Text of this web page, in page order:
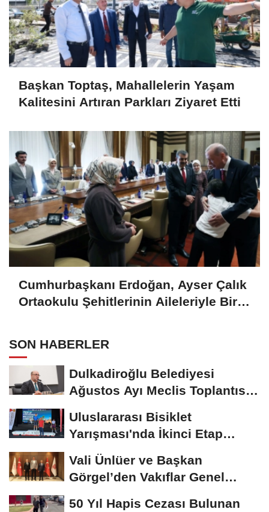
Başkan Toptaş, Mahallelerin Yaşam
Kalitesini Artıran Parkları Ziyaret Etti
Cumhurbaşkanı Erdoğan, Ayser Çalık
Ortaokulu Şehitlerinin Aileleriyle Bir
SON HABERLER
Dulkadiroğlu Belediyesi
Ağustos Ayı Meclis Toplantısı
Uluslararası Bisiklet
Yarışması'nda İkinci Etap
Nefes Kesti
Vali Ünlüer ve Başkan
Görgel’den Vakıflar Genel
50 Yıl Hapis Cezası Bulunan